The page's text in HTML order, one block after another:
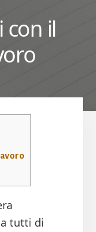
con il
tutti di